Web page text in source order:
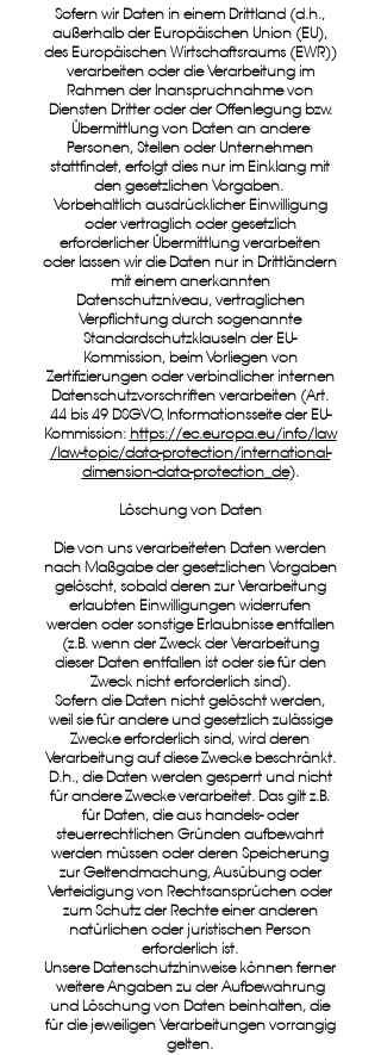
Sofern wir Daten in einem Drittland (d.h.,
außerhalb der Europäischen Union (EU),
des Europäischen Wirtschaftsraums (EWR))
verarbeiten oder die Verarbeitung im
Rahmen der Inanspruchnahme von
Diensten Dritter oder der Offenlegung bzw.
Übermittlung von Daten an andere
Personen, Stellen oder Unternehmen
stattfindet, erfolgt dies nur im Einklang mit
den gesetzlichen Vorgaben.
Vorbehaltlich ausdrücklicher Einwilligung
oder vertraglich oder gesetzlich
erforderlicher Übermittlung verarbeiten
oder lassen wir die Daten nur in Drittländern
mit einem anerkannten
Datenschutzniveau, vertraglichen
Verpflichtung durch sogenannte
Standardschutzklauseln der EU-
Kommission, beim Vorliegen von
Zertifizierungen oder verbindlicher internen
Datenschutzvorschriften verarbeiten (Art.
44 bis 49 DSGVO, Informationsseite der EU-
Kommission: https://ec.europa.eu/info/law
/law-topic/data-protection/international-
dimension-data-protection_de).
Löschung von Daten
Die von uns verarbeiteten Daten werden
nach Maßgabe der gesetzlichen Vorgaben
gelöscht, sobald deren zur Verarbeitung
erlaubten Einwilligungen widerrufen
werden oder sonstige Erlaubnisse entfallen
(z.B. wenn der Zweck der Verarbeitung
dieser Daten entfallen ist oder sie für den
Zweck nicht erforderlich sind).
Sofern die Daten nicht gelöscht werden,
weil sie für andere und gesetzlich zulässige
Zwecke erforderlich sind, wird deren
Verarbeitung auf diese Zwecke beschränkt.
D.h., die Daten werden gesperrt und nicht
für andere Zwecke verarbeitet. Das gilt z.B.
für Daten, die aus handels- oder
steuerrechtlichen Gründen aufbewahrt
werden müssen oder deren Speicherung
zur Geltendmachung, Ausübung oder
Verteidigung von Rechtsansprüchen oder
zum Schutz der Rechte einer anderen
natürlichen oder juristischen Person
erforderlich ist.
Unsere Datenschutzhinweise können ferner
weitere Angaben zu der Aufbewahrung
und Löschung von Daten beinhalten, die
für die jeweiligen Verarbeitungen vorrangig
gelten.